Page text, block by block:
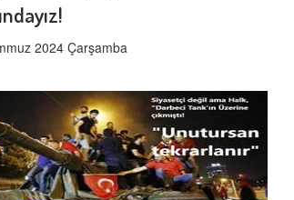
2024 Çarşamba